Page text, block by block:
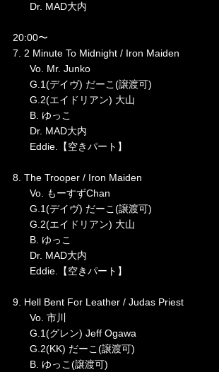
Dr. MAD大内
20:00〜
7. 2 Minute To Midnight / Iron Maiden
Vo. Mr. Junko
G.1(デイヴ) だーこ(譲渡可)
G.2(エイドリアン) 大山
B. ゆっこ
Dr. MAD大内
Eddie.【空きパート】
8. The Trooper / Iron Maiden
Vo. もーすずChan
G.1(デイヴ) だーこ(譲渡可)
G.2(エイドリアン) 大山
B. ゆっこ
Dr. MAD大内
Eddie.【空きパート】
9. Hell Bent For Leather / Judas Priest
Vo. 市川
G.1(グレン) Jeff Ogawa
G.2(KK) だーこ(譲渡可)
B. ゆっこ(譲渡可)